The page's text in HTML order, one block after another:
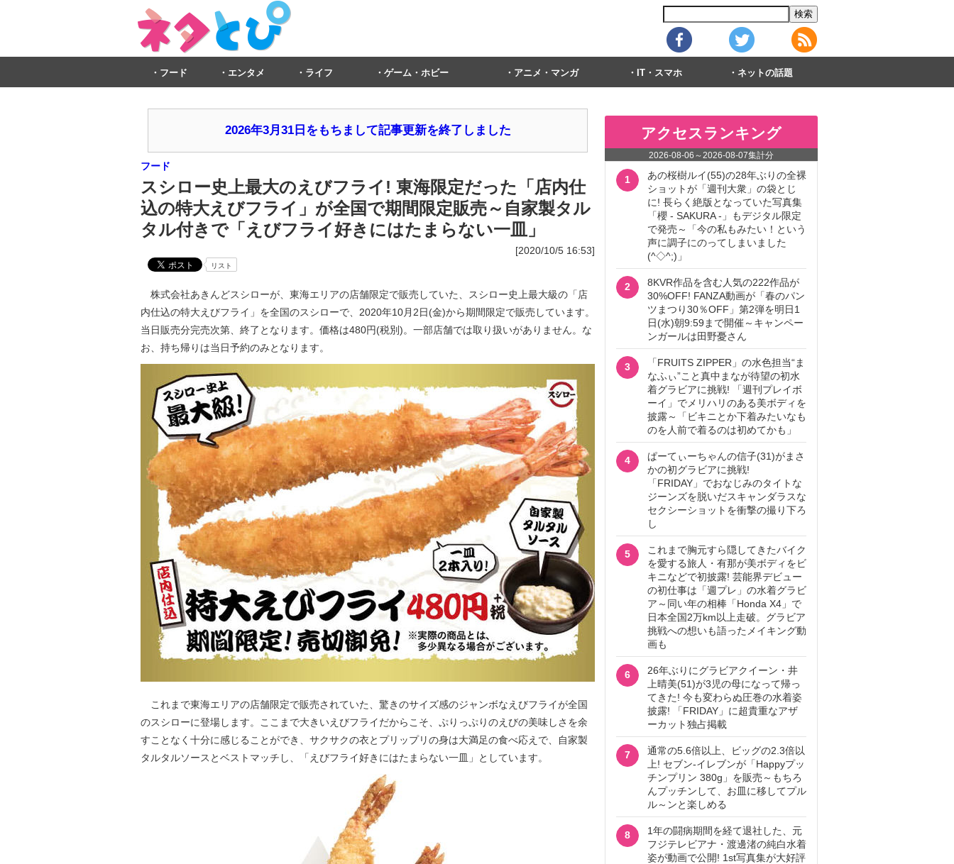
フード エンタメ ライフ ゲーム・ホビー アニメ・マンガ IT・スマホ ネットの話題
2026年3月31日をもちまして記事更新を終了しました
フード
スシロー史上最大のえびフライ! 東海限定だった「店内仕
込の特大えびフライ」が全国で期間限定販売～自家製タル
タル付きで「えびフライ好きにはたまらない一皿」
[2020/10/5 16:53]
リスト
株式会社あきんどスシローが、東海エリアの店舗限定で販売していた、スシロー史上最大級の「店
内仕込の特大えびフライ」を全国のスシローで、2020年10月2日(金)から期間限定で販売しています。
当日販売分完売次第、終了となります。価格は480円(税別)。一部店舗では取り扱いがありません。な
お、持ち帰りは当日予約のみとなります。
これまで東海エリアの店舗限定で販売されていた、驚きのサイズ感のジャンボなえびフライが全国
のスシローに登場します。ここまで大きいえびフライだからこそ、ぷりっぷりのえびの美味しさを余
すことなく十分に感じることができ、サクサクの衣とプリップリの身は大満足の食べ応えで、自家製
タルタルソースとベストマッチし、「えびフライ好きにはたまらない一皿」としています。
アクセスランキング
2026-08-06 ～2026-08-07集計分
1
あの桜樹ルイ(55)の28年ぶりの全裸
ショットが「週刊大衆」の袋とじ
に! 長らく絶版となっていた写真集
「櫻 - SAKURA -」もデジタル限定
で発売～「今の私もみたい！という
声に調子にのってしまいました
(^◇^;)」
2
8KVR作品を含む人気の222作品が
30%OFF! FANZA動画が「春のパン
ツまつり30％OFF」第2弾を明日1
日(水)朝9:59まで開催～キャンペー
ンガールは田野憂さん
3
「FRUITS ZIPPER」の水色担当“ま
なふぃ”こと真中まなが待望の初水
着グラビアに挑戦! 「週刊プレイボ
ーイ」でメリハリのある美ボディを
披露～「ビキニとか下着みたいなも
のを人前で着るのは初めてかも」
4
ぱーてぃーちゃんの信子(31)がまさ
かの初グラビアに挑戦!
「FRIDAY」でおなじみのタイトな
ジーンズを脱いだスキャンダラスな
セクシーショットを衝撃の撮り下ろ
し
5
これまで胸元すら隠してきたバイク
を愛する旅人・有那が美ボディをビ
キニなどで初披露! 芸能界デビュー
の初仕事は「週プレ」の水着グラビ
ア～同い年の相棒「Honda X4」で
日本全国2万km以上走破。グラビア
挑戦への想いも語ったメイキング動
画も
6
26年ぶりにグラビアクイーン・井
上晴美(51)が3児の母になって帰っ
てきた! 今も変わらぬ圧巻の水着姿
披露! 「FRIDAY」に超貴重なアザ
ーカット独占掲載
7
通常の5.6倍以上、ビッグの2.3倍以
上! セブン‐イレブンが「Happyプッ
チンプリン 380g」を販売～もちろ
んプッチンして、お皿に移してプル
ル～ンと楽しめる
8
1年の闘病期間を経て退社した、元
フジテレビアナ・渡邊渚の純白水着
姿が動画で公開! 1st写真集が大好評